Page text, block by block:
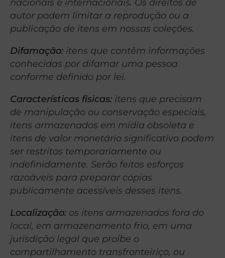
nacionais e internacionais. Os direitos de
autor podem limitar a reprodução ou a
publicação de itens em nossas coleções.
Difamação: itens que contêm informações
conhecidas por difamar uma pessoa
conforme definido por lei.
Características físicas: itens que precisam
de manipulação ou conservação especiais,
itens armazenados em mídia obsoleta e
itens de valor monetário significativo podem
ser restritos temporariamente ou
indefinidamente. Serão feitos esforços
razoáveis ​​para preparar cópias
publicamente acessíveis desses itens.
Localização: os itens armazenados fora do
local, em armazenamento frio, em uma
jurisdição legal que proíbe o
compartilhamento transfronteiriço, ou